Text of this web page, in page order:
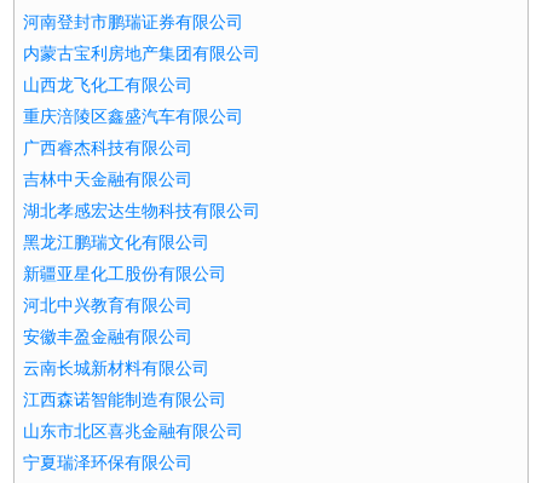
河南登封市鹏瑞证券有限公司
内蒙古宝利房地产集团有限公司
山西龙飞化工有限公司
重庆涪陵区鑫盛汽车有限公司
广西睿杰科技有限公司
吉林中天金融有限公司
湖北孝感宏达生物科技有限公司
黑龙江鹏瑞文化有限公司
新疆亚星化工股份有限公司
河北中兴教育有限公司
安徽丰盈金融有限公司
云南长城新材料有限公司
江西森诺智能制造有限公司
山东市北区喜兆金融有限公司
宁夏瑞泽环保有限公司